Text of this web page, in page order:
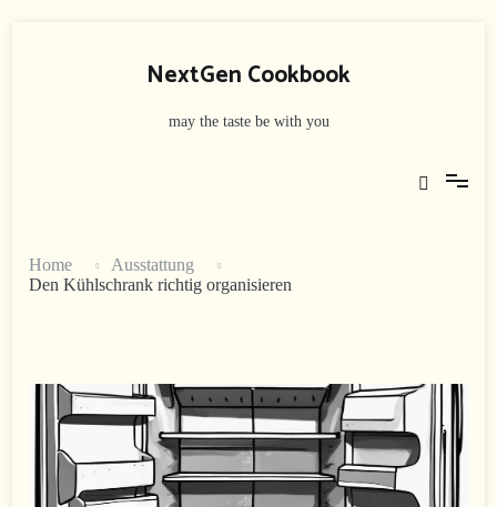
NextGen Cookbook
may the taste be with you
Home
Ausstattung
Den Kühlschrank richtig organisieren